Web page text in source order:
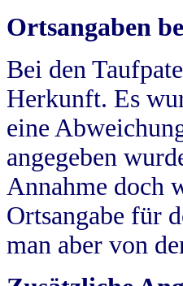
Ortsangaben
Bei den
Herkunft. Es
eine
angegeben
Annahme doch
Ortsangabe für
man aber von